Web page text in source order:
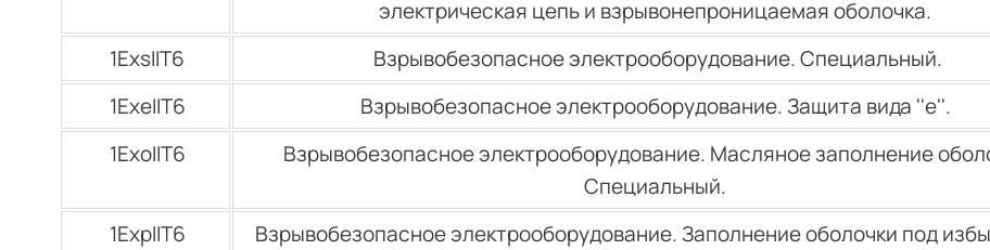
электрическая цепь и взрывонепроницаемая оболочка.
1ЕхsIIТ6 Взрывобезопасное электрооборудование. Специальный.
1ЕхеIIТ6
Взрывобезопасное электрооборудование. Защита вида ''е''.
1ЕхоIIТ6
Взрывобезопасное электрооборудование. Масляное заполнение
Специальный.
1ЕхрIIТ6
Взрывобезопасное электрооборудование. Заполнение оболочки под